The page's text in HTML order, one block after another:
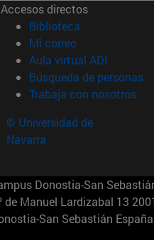
Accesos directos
Biblioteca (abre en
Mi correo(abre en nueva
Aula virtual ADI (abre
Búsqueda de personas
Trabaja con nosotros
© Universidad de
Navarra
Donostia-San
de Manuel Lardizabal 13
San Sebastián España